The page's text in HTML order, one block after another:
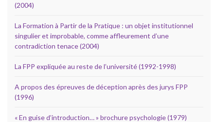
(2004)
La Formation à Partir de la Pratique : un objet institutionnel
singulier et improbable, comme affleurement d’une
contradiction tenace (2004)
La FPP expliquée au reste de l’université (1992-1998)
A propos des épreuves de déception après des jurys FPP
(1996)
« En guise d’introduction… » brochure psychologie (1979)